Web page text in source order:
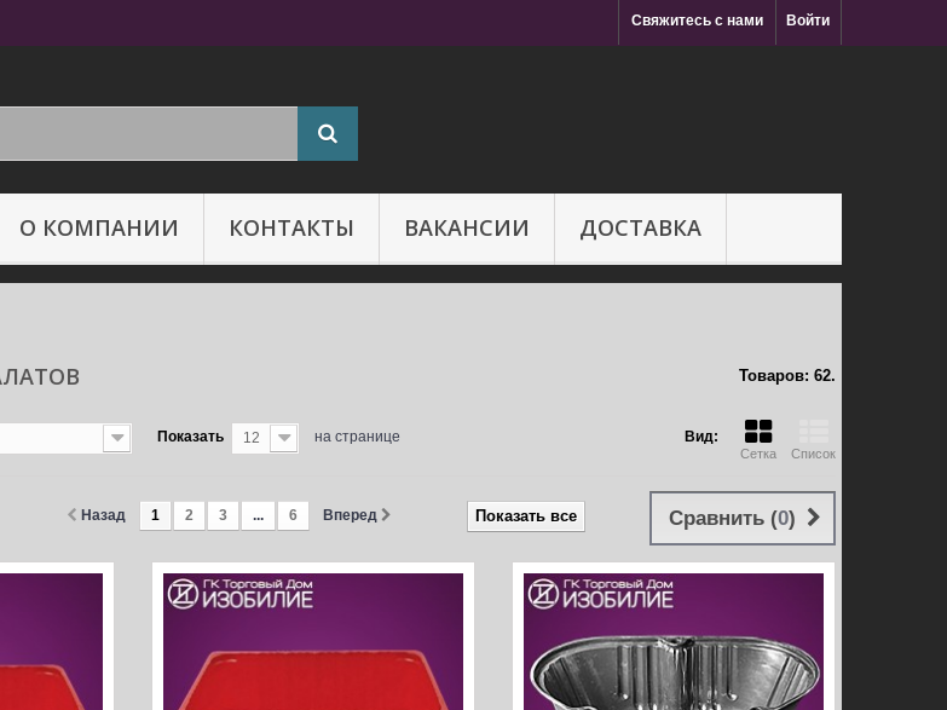
Войти
Свяжитесь с нами
О КОМПАНИИ КОНТАКТЫ ВАКАНСИИ ДОСТАВКА
Товаров: 62.
Вид:
Сетка Список
Показать 12 на странице
Сравнить (0)
Показать все
Назад 1 2 3 ... 6 Вперед